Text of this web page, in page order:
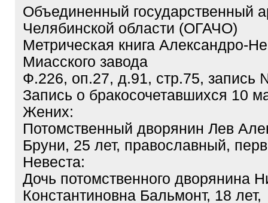
Объединенный государственный
Челябинской области (ОГАЧО)
Метрическая книга Александро-
Миасского завода
Ф.226, оп.27, д.91, стр.75, запись
Запись о бракосочетавшихся 10
Жених:
Потомственный дворянин Лев
Бруни, 25 лет, православный,
Невеста:
Дочь потомственного дворянина
Константиновна Бальмонт, 18 лет,